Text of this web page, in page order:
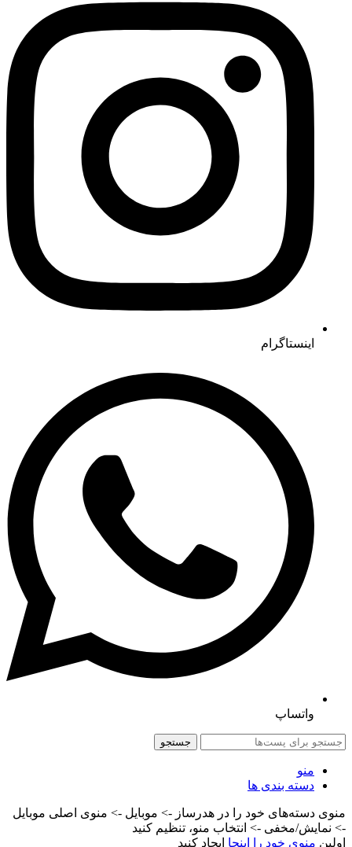
اینستاگرام
واتساپ
جستجو
منو
دسته بندی ها
منوی دسته‌های خود را در هدرساز -> موبایل -> منوی اصلی موبایل
-> نمایش/مخفی -> انتخاب منو، تنظیم کنید
اولین منوی خود را اینجا ایجاد کنید